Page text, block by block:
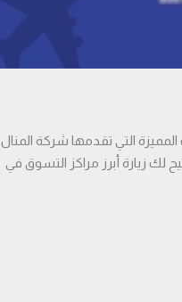
التي تقدمها شركة المنال
لك زيارة أبرز مراكز التسوق في